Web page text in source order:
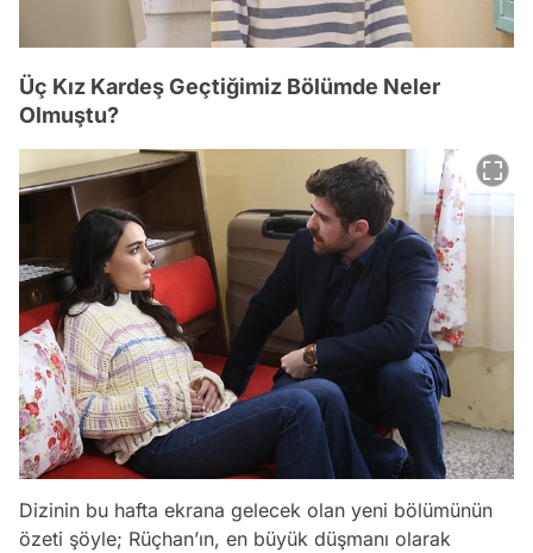
Üç Kız Kardeş Geçtiğimiz Bölümde Neler
Olmuştu?
Dizinin bu hafta ekrana gelecek olan yeni bölümünün
özeti şöyle; Rüçhan’ın, en büyük düşmanı olarak